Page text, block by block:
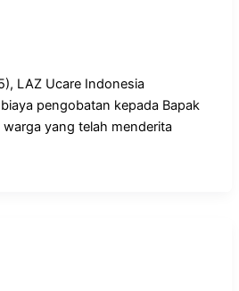
LAZ Ucare Indonesia
pengobatan kepada Bapak
yang telah menderita